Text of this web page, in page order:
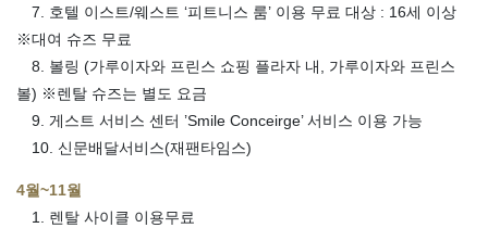
7. 호텔 이스트/웨스트 ‘피트니스 룸’ 이용 무료 대상 : 16세 이상
※대여 슈즈 무료
8. 볼링 (가루이자와 프린스 쇼핑 플라자 내, 가루이자와 프린스
볼) ※렌탈 슈즈는 별도 요금
9. 게스트 서비스 센터 ’Smile Conceirge’ 서비스 이용 가능
10. 신문배달서비스(재팬타임스)
4월~11월
1. 렌탈 사이클 이용무료